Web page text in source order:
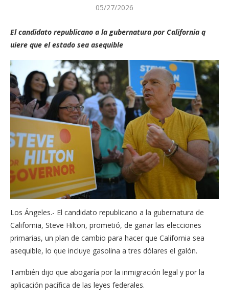
05/27/2026
​El candidato republicano a la gubernatura por California ​q​
uiere ​que ​e​l estado sea asequible
Los Ángeles.- El candidato republicano a la gubernatura de
California, Steve Hilton, promet​ió, de ganar las elecciones
primarias, un plan de cambio para hacer que California sea
asequible, ​l​o que incluye gasolina a tres dólares​ el galón.
​También dijo que abogaría por la inmigración legal y por la
aplicación pacífica de las leyes federales.